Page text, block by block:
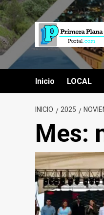
Saltar
al
contenido
Inicio LOCAL
INICIO 2025
Mes: